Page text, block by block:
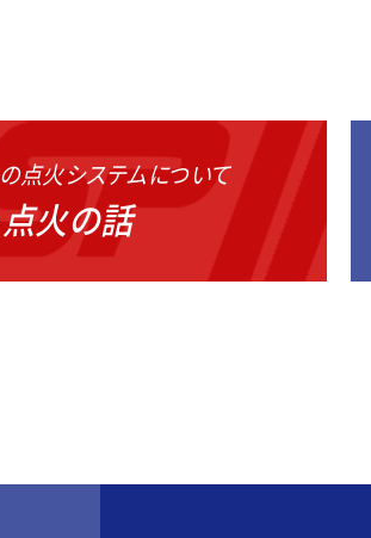
点火システムについて
火の話